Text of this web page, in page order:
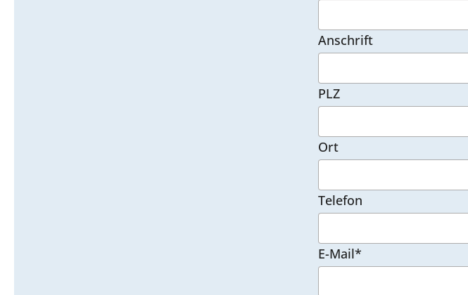
Anschrift
PLZ
Ort
Telefon
E-Mail*